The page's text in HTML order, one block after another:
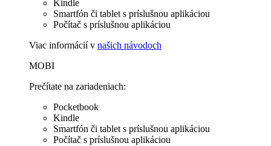
Kindle
Smartfón či tablet s príslušnou aplikáciou
Počítač s príslušnou aplikáciou
Viac informácií v našich návodoch
MOBI
Prečítate na zariadeniach:
Pocketbook
Kindle
Smartfón či tablet s príslušnou aplikáciou
Počítač s príslušnou aplikáciou